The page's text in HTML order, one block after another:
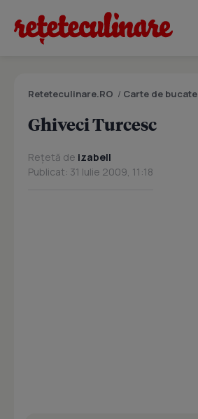
Reteteculinare.RO / Carte de bucate
Ghiveci Turcesc
Rețetă de izabell
Publicat: 31 Iulie 2009, 11:18